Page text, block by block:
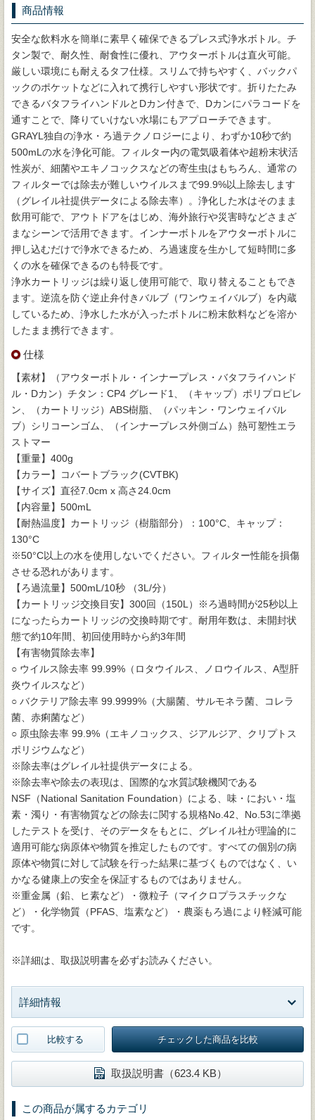
商品情報
安全な飲料水を簡単に素早く確保できるプレス式浄水ボトル。チ
タン製で、耐久性、耐食性に優れ、アウターボトルは直火可能。
厳しい環境にも耐えるタフ仕様。スリムで持ちやすく、バックパ
ックのポケットなどに入れて携行しやすい形状です。折りたたみ
できるバタフライハンドルとDカン付きで、Dカンにパラコードを
通すことで、降りていけない水場にもアプローチできます。
GRAYL独自の浄水・ろ過テクノロジーにより、わずか10秒で約
500mLの水を浄化可能。フィルター内の電気吸着体や超粉末状活
性炭が、細菌やエキノコックスなどの寄生虫はもちろん、通常の
フィルターでは除去が難しいウイルスまで99.9%以上除去します
（グレイル社提供データによる除去率）。浄化した水はそのまま
飲用可能で、アウトドアをはじめ、海外旅行や災害時などさまざ
まなシーンで活用できます。インナーボトルをアウターボトルに
押し込むだけで浄水できるため、ろ過速度を生かして短時間に多
くの水を確保できるのも特長です。
浄水カートリッジは繰り返し使用可能で、取り替えることもでき
ます。逆流を防ぐ逆止弁付きバルブ（ワンウェイバルブ）を内蔵
しているため、浄水した水が入ったボトルに粉末飲料などを溶か
したまま携行できます。
仕様
【素材】（アウターボトル・インナープレス・バタフライハンド
ル・Dカン）チタン：CP4 グレード1、（キャップ）ポリプロピレ
ン、（カートリッジ）ABS樹脂、（パッキン・ワンウェイバル
ブ）シリコーンゴム、（インナープレス外側ゴム）熱可塑性エラ
ストマー
【重量】400g
【カラー】コバートブラック(CVTBK)
【サイズ】直径7.0cm x 高さ24.0cm
【内容量】500mL
【耐熱温度】カートリッジ（樹脂部分）：100°C、キャップ：
130°C
※50°C以上の水を使用しないでください。フィルター性能を損傷
させる恐れがあります。
【ろ過流量】500mL/10秒 （3L/分）
【カートリッジ交換目安】300回（150L）※ろ過時間が25秒以上
になったらカートリッジの交換時期です。耐用年数は、未開封状
態で約10年間、初回使用時から約3年間
【有害物質除去率】
○ ウイルス除去率 99.99%（ロタウイルス、ノロウイルス、A型肝
炎ウイルスなど）
○ バクテリア除去率 99.9999%（大腸菌、サルモネラ菌、コレラ
菌、赤痢菌など）
○ 原虫除去率 99.9%（エキノコックス、ジアルジア、クリプトス
ポリジウムなど）
※除去率はグレイル社提供データによる。
※除去率や除去の表現は、国際的な水質試験機関である
NSF（National Sanitation Foundation）による、味・におい・塩
素・濁り・有害物質などの除去に関する規格No.42、No.53に準拠
したテストを受け、そのデータをもとに、グレイル社が理論的に
適用可能な病原体や物質を推定したものです。すべての個別の病
原体や物質に対して試験を行った結果に基づくものではなく、い
かなる健康上の安全を保証するものではありません。
※重金属（鉛、ヒ素など）・微粒子（マイクロプラスチックな
ど）・化学物質（PFAS、塩素など）・農薬もろ過により軽減可能
です。
※詳細は、取扱説明書を必ずお読みください。
詳細情報
比較する チェックした商品を比較
取扱説明書（623.4 KB）
この商品が属するカテゴリ